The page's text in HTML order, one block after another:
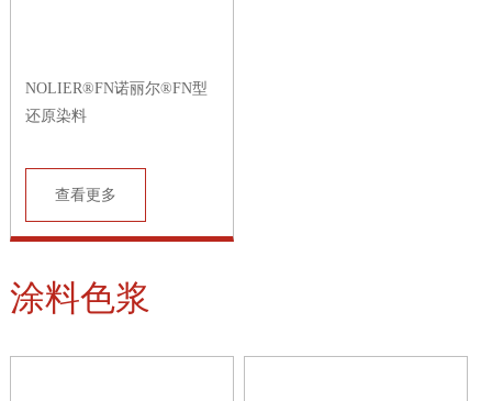
NOLIER®FN诺丽尔®FN型
还原染料
查看更多
涂料色浆